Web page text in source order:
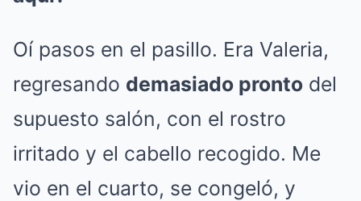
Oí pasos en el pasillo. Era Valeria,
regresando demasiado pronto del
supuesto salón, con el rostro
irritado y el cabello recogido. Me
vio en el cuarto, se congeló, y